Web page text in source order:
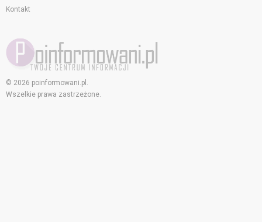
Kontakt
© 2026 poinformowani.pl.
Wszelkie prawa zastrzeżone.